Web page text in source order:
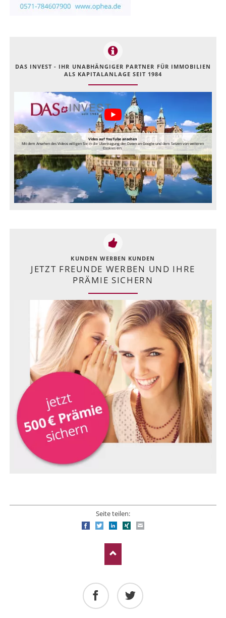
DAS INVEST - IHR UNABHÄNGIGER PARTNER FÜR IMMOBILIEN
ALS KAPITALANLAGE SEIT 1984
Video auf YouTube ansehen
Mit dem Ansehen des Videos willigen Sie in die Übertragung der Daten an Google und dem Setzen von weiteren
Cookies ein.
KUNDEN WERBEN KUNDEN
JETZT FREUNDE WERBEN UND IHRE
PRÄMIE SICHERN
Seite teilen:
FacebookTwitterLinkedIn
Xing